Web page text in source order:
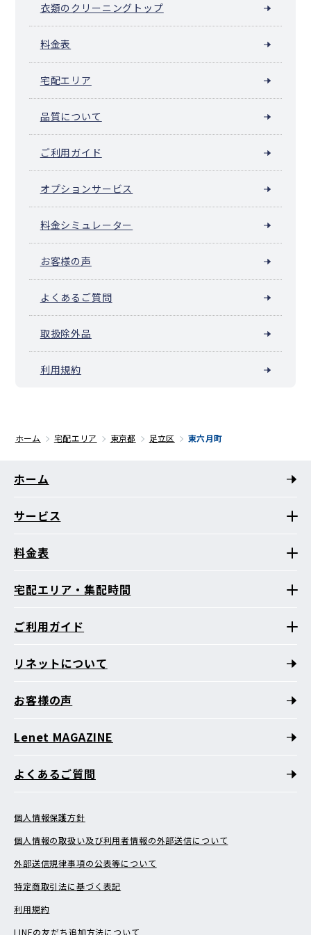
衣類のクリーニングトップ
料金表
宅配エリア
品質について
ご利用ガイド
オプションサービス
料金シミュレーター
お客様の声
よくあるご質問
取扱除外品
利用規約
ホーム 宅配エリア 東京都 足立区 東六月町
ホーム
サービス
料金表
宅配エリア・集配時間
ご利用ガイド
リネットについて
お客様の声
Lenet MAGAZINE
よくあるご質問
個人情報保護方針
個人情報の取扱い及び利用者情報の外部送信について
外部送信規律事項の公表等について
特定商取引法に基づく表記
利用規約
LINEの友だち追加方法について